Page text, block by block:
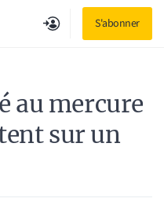
S'abonner
au mercure
sur un